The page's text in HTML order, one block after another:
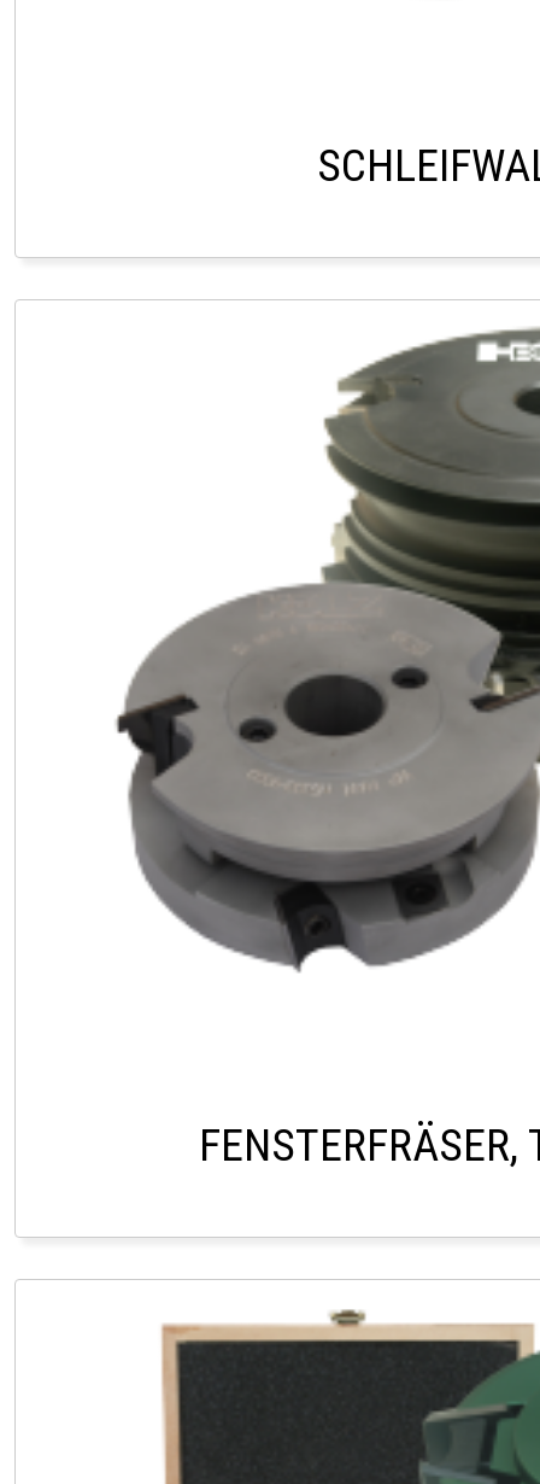
FENSTERFRÄSER,